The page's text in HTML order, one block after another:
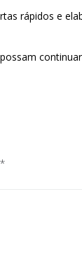
rápidos e
*